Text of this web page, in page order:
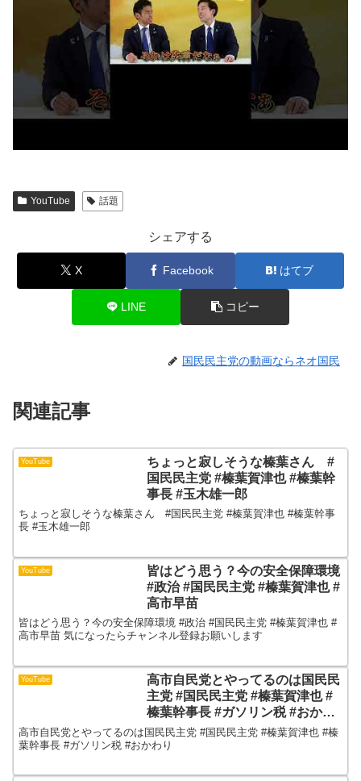
YouTube 話題
シェアする
X Facebook はてブ
LINE コピー
国民民主党の動画ならネオ国民
関連記事
YouTube
ちょっと寂しそうな榛葉さん #
国民民主党 #榛葉賀津也 #榛葉幹
事長 #玉木雄一郎
ちょっと寂しそうな榛葉さん #国民民主党 #榛葉賀津也 #榛葉幹事
長 #玉木雄一郎
YouTube
皆はどう思う？今の安全保障環境
#政治 #国民民主党 #榛葉賀津也 #
高市早苗
皆はどう思う？今の安全保障環境 #政治 #国民民主党 #榛葉賀津也 #
高市早苗 気になったらチャンネル登録お願いします
YouTube
高市自民党とやってるのは国民民
主党 #国民民主党 #榛葉賀津也 #
榛葉幹事長 #ガソリン税 #おかわ
り
高市自民党とやってるのは国民民主党 #国民民主党 #榛葉賀津也 #榛
葉幹事長 #ガソリン税 #おかわり